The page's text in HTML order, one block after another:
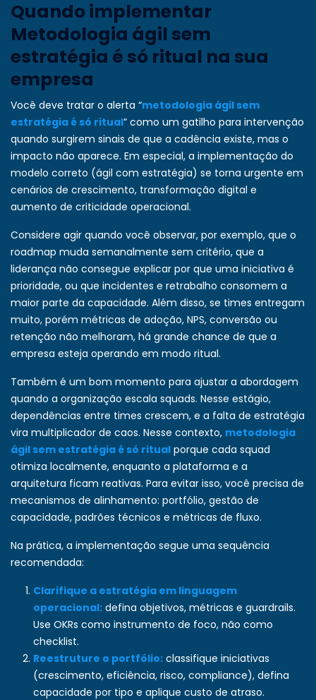
Quando implementar
Metodologia ágil sem
estratégia é só ritual na sua
empresa
Você deve tratar o alerta “metodologia ágil sem
estratégia é só ritual” como um gatilho para intervenção
quando surgirem sinais de que a cadência existe, mas o
impacto não aparece. Em especial, a implementação do
modelo correto (ágil com estratégia) se torna urgente em
cenários de crescimento, transformação digital e
aumento de criticidade operacional.
Considere agir quando você observar, por exemplo, que o
roadmap muda semanalmente sem critério, que a
liderança não consegue explicar por que uma iniciativa é
prioridade, ou que incidentes e retrabalho consomem a
maior parte da capacidade. Além disso, se times entregam
muito, porém métricas de adoção, NPS, conversão ou
retenção não melhoram, há grande chance de que a
empresa esteja operando em modo ritual.
Também é um bom momento para ajustar a abordagem
quando a organização escala squads. Nesse estágio,
dependências entre times crescem, e a falta de estratégia
vira multiplicador de caos. Nesse contexto, metodologia
ágil sem estratégia é só ritual porque cada squad
otimiza localmente, enquanto a plataforma e a
arquitetura ficam reativas. Para evitar isso, você precisa de
mecanismos de alinhamento: portfólio, gestão de
capacidade, padrões técnicos e métricas de fluxo.
Na prática, a implementação segue uma sequência
recomendada:
Clarifique a estratégia em linguagem
operacional: defina objetivos, métricas e guardrails.
Use OKRs como instrumento de foco, não como
checklist.
Reestruture o portfólio: classifique iniciativas
(crescimento, eficiência, risco, compliance), defina
capacidade por tipo e aplique custo de atraso.